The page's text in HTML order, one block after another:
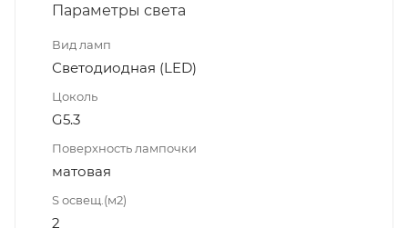
Параметры света
Вид ламп
Светодиодная (LED)
Цоколь
G5.3
Поверхность лампочки
матовая
S освещ.(м2)
2